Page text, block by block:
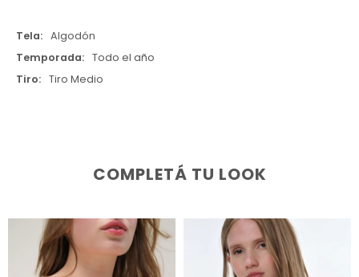
Tela
Algodón
Temporada
Todo el año
Tiro
Tiro Medio
COMPLETÁ TU LOOK